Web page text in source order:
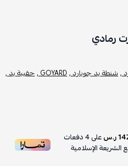
رمادي
,شنطة يد جويارد ,GOYARD , حقيبة يد ,
ر.س على4دفعات
الشريعة الإسلامية